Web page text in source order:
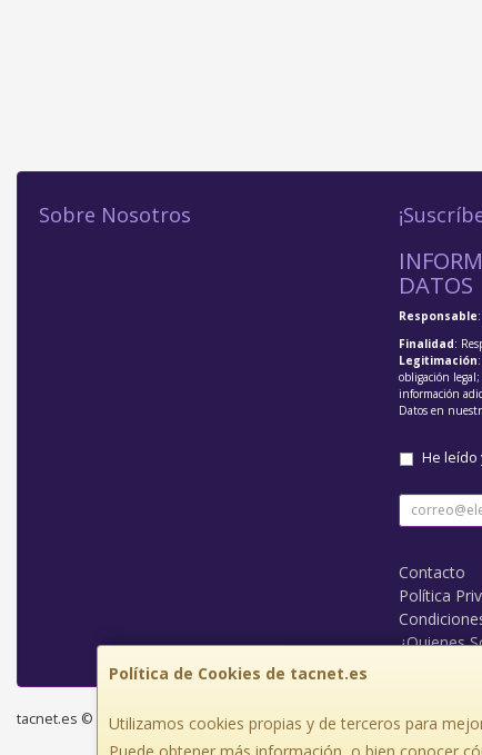
Política de Cookies de tacnet.es
Utilizamos cookies propias y de terceros para
Sobre Nosotros
DATOS
Responsable
Finalidad:
Legitimación
obligación legal;
información
Datos en
He leído
Contacto
Política
¿Quienes
tacnet.es © 2026